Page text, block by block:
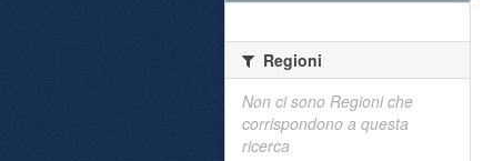
Regioni
Non ci sono Regioni che
corrispondono a questa
ricerca